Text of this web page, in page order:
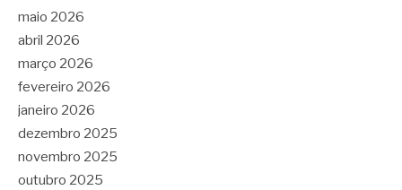
maio 2026
abril 2026
março 2026
fevereiro 2026
janeiro 2026
dezembro 2025
novembro 2025
outubro 2025